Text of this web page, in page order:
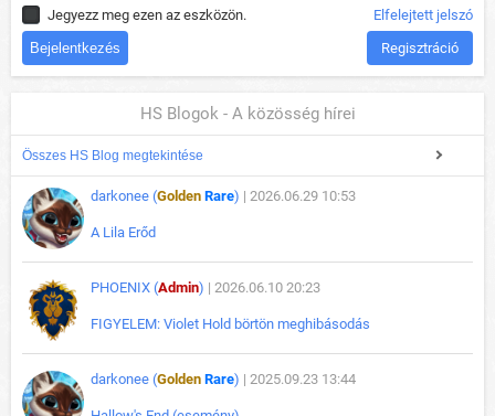
Jegyezz meg ezen az eszközön. Elfelejtett jelszó
Regisztráció
HS Blogok - A közösség hírei
Összes HS Blog megtekintése
darkonee (Golden Rare) | 2026.06.29 10:53
A Lila Erőd
PHOENIX (Admin) | 2026.06.10 20:23
FIGYELEM: Violet Hold börtön meghibásodás
darkonee (Golden Rare) | 2025.09.23 13:44